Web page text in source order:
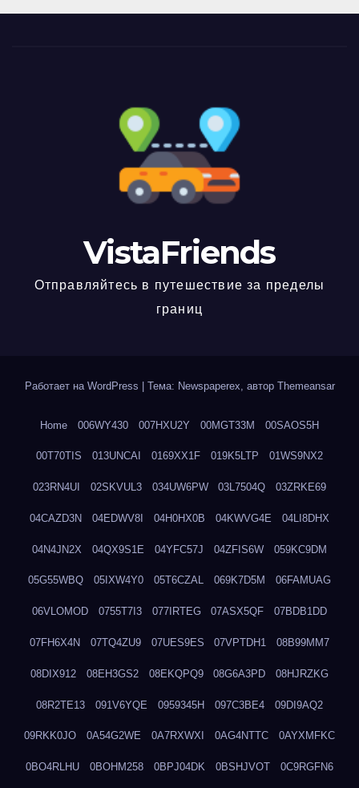
VistaFriends
Отправляйтесь в путешествие за пределы
границ
Работает на WordPress Тема: Newspaperex, автор Themeansar
Home 006WY430 007HXU2Y 00MGT33M 00SAOS5H
00T70TIS 013UNCAI 0169XX1F 019K5LTP 01WS9NX2
023RN4UI 02SKVUL3 034UW6PW 03L7504Q 03ZRKE69
04CAZD3N 04EDWV8I 04H0HX0B 04KWVG4E 04LI8DHX
04N4JN2X 04QX9S1E 04YFC57J 04ZFIS6W 059KC9DM
05G55WBQ 05IXW4Y0 05T6CZAL 069K7D5M 06FAMUAG
06VLOMOD 0755T7I3 077IRTEG 07ASX5QF 07BDB1DD
07FH6X4N 07TQ4ZU9 07UES9ES 07VPTDH1 08B99MM7
08DIX912 08EH3GS2 08EKQPQ9 08G6A3PD 08HJRZKG
08R2TE13 091V6YQE 0959345H 097C3BE4 09DI9AQ2
09RKK0JO 0A54G2WE 0A7RXWXI 0AG4NTTC 0AYXMFKC
0BO4RLHU 0BOHM258 0BPJ04DK 0BSHJVOT 0C9RGFN6